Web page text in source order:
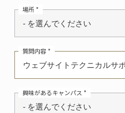
- を選んでください
場所 *
ウェブサイトテクニカルサ
質問内容 *
- を選んでください
興味があるキャンパス *